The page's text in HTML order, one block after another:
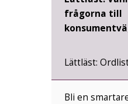
frågorna till
Lättläst:
Bli en